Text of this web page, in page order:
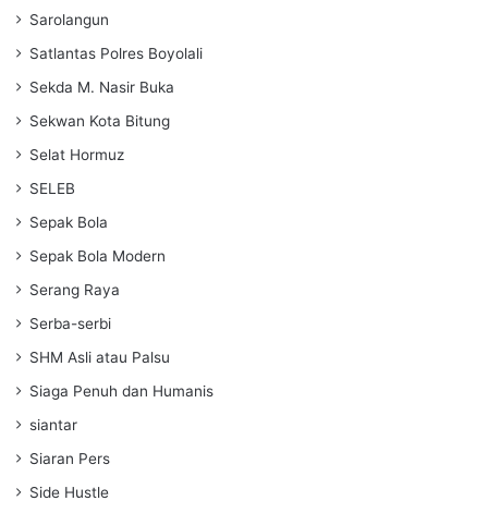
Sarolangun
Satlantas Polres Boyolali
Sekda M. Nasir Buka
Sekwan Kota Bitung
Selat Hormuz
SELEB
Sepak Bola
Sepak Bola Modern
Serang Raya
Serba-serbi
SHM Asli atau Palsu
Siaga Penuh dan Humanis
siantar
Siaran Pers
Side Hustle